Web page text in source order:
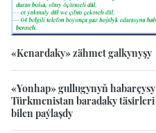
«Kenardaky» zähmet galkynyşy
«Yonhap» gullugynyň habarçysy
Türkmenistan baradaky täsirleri
bilen paýlaşdy